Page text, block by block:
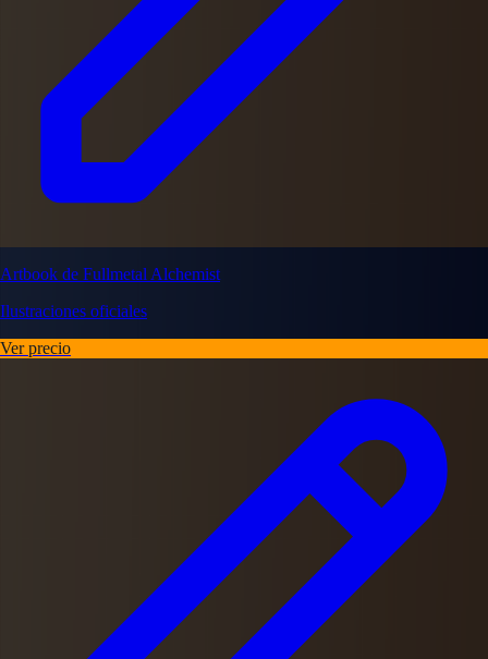
Artbook de Fullmetal Alchemist
Ilustraciones oficiales
Ver precio